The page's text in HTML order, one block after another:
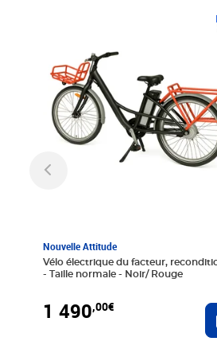
Nouvelle Attitude
Vélo électrique du facteur,
- Taille normale - Noir/ Rouge
1 490,00€